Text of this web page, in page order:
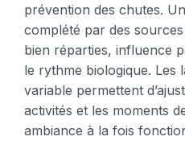
prévention des chutes.
complété par des
bien réparties, influence
le rythme biologique. Les
variable permettent
activités et les moments
ambiance à la fois